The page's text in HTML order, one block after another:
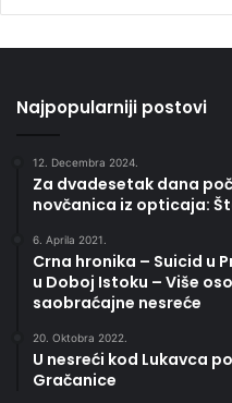
Najpopularniji postovi
12. Decembra 2024.
Za dvadesetak dana
novčanica iz opticaja:
6. Aprila 2021.
Crna hronika – Suicid u
u Doboj Istoku – Više
saobraćajne nesreće
20. Oktobra 2022.
U nesreći kod Lukavca
Gračanice